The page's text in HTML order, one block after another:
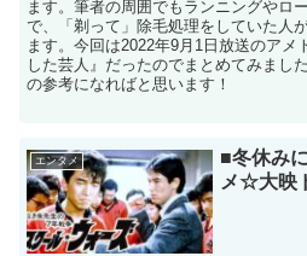
ます。筆者の周囲でもランニングやロ
で、「剃って」除毛処理をしていた人
ます。今回は2022年9月1日放送のアメ
した芸人』だったのでまとめてみまし
の参考になればと思います！
エンタメ
■冬休み
メ☆大映